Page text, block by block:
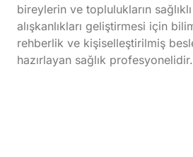
bireylerin ve toplulukların
alışkanlıkları geliştirmesi için
rehberlik ve kişiselleştirilmiş
hazırlayan sağlık profesyonelidir.